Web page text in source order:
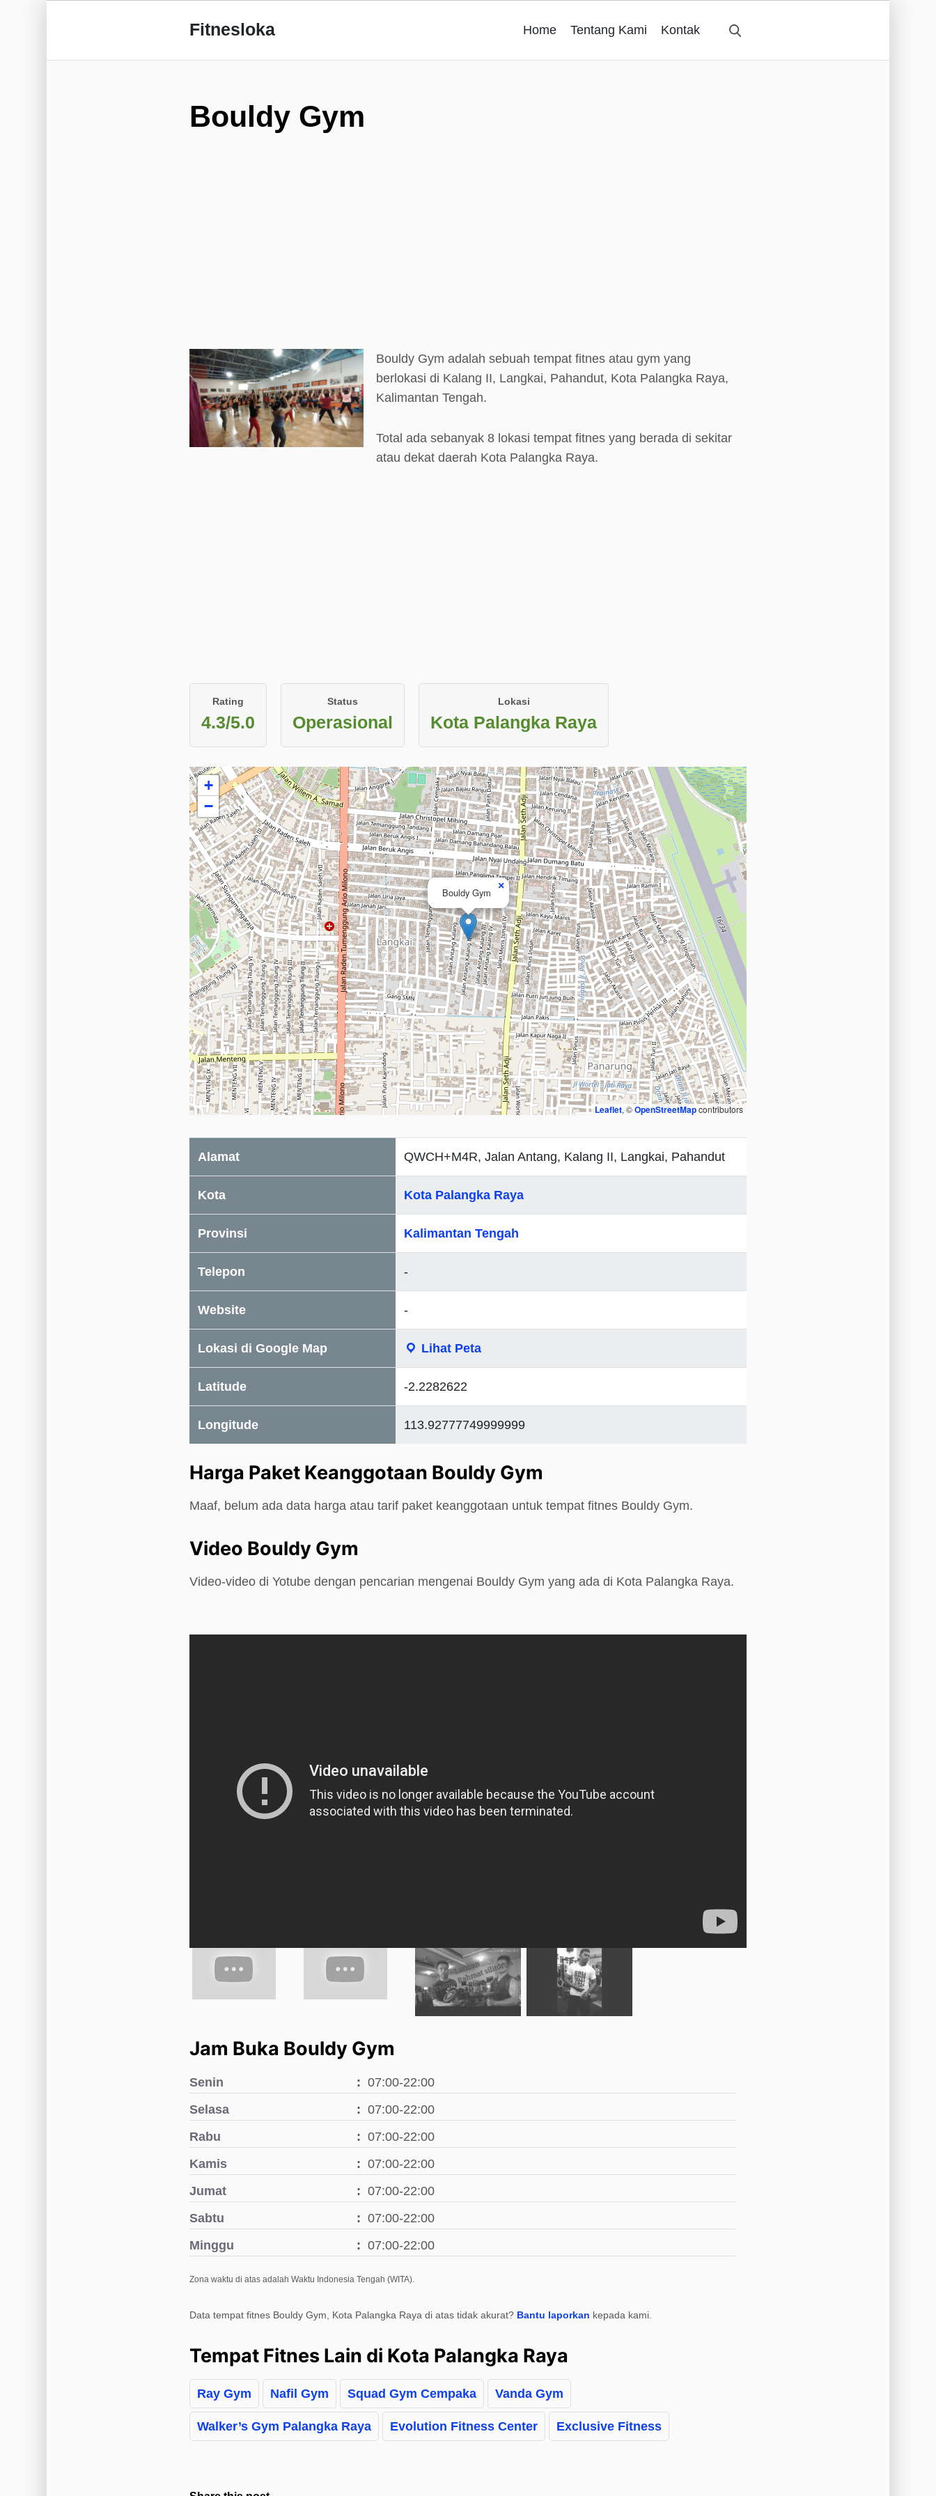
Fitnesloka Home Tentang Kami Kontak
Bouldy Gym
Bouldy Gym adalah sebuah tempat fitnes atau gym yang
berlokasi di Kalang II, Langkai, Pahandut, Kota Palangka Raya,
Kalimantan Tengah.
Total ada sebanyak 8 lokasi tempat fitnes yang berada di sekitar
atau dekat daerah Kota Palangka Raya.
Rating
4.3/5.0
Status
Operasional
Lokasi
Kota Palangka Raya
Bouldy Gym
×
+
−
Leaflet, ©OpenStreetMapcontributors
Alamat QWCH+M4R, Jalan Antang, Kalang II, Langkai, Pahandut
Kota Kota Palangka Raya
Provinsi Kalimantan Tengah
Telepon -
Website -
Lokasi di Google Map Lihat Peta
Latitude -2.2282622
Longitude 113.92777749999999
Harga Paket Keanggotaan Bouldy Gym
Maaf, belum ada data harga atau tarif paket keanggotaan untuk tempat fitnes Bouldy Gym.
Video Bouldy Gym
Video-video di Yotube dengan pencarian mengenai Bouldy Gym yang ada di Kota Palangka Raya.
Jam Buka Bouldy Gym
Senin
07:00-22:00
Selasa
07:00-22:00
Rabu
07:00-22:00
Kamis
07:00-22:00
Jumat
07:00-22:00
Sabtu
07:00-22:00
Minggu
07:00-22:00
Zona waktu di atas adalah Waktu Indonesia Tengah (WITA).
Data tempat fitnes Bouldy Gym, Kota Palangka Raya di atas tidak akurat? Bantu laporkan kepada kami.
Tempat Fitnes Lain di Kota Palangka Raya
Ray Gym Nafil Gym Squad Gym Cempaka Vanda Gym
Walker’s Gym Palangka Raya Evolution Fitness Center Exclusive Fitness